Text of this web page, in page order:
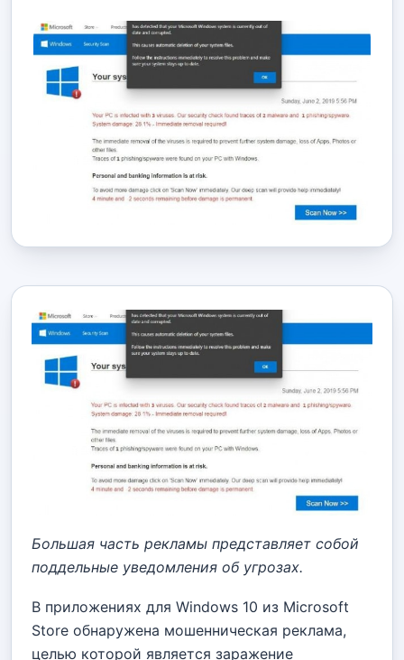
Большая часть рекламы представляет собой
поддельные уведомления об угрозах.
В приложениях для Windows 10 из Microsoft
Store обнаружена мошенническая реклама,
целью которой является заражение